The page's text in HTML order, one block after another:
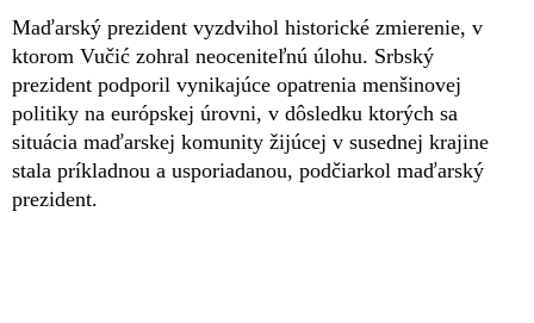
Maďarský prezident vyzdvihol historické zmierenie, v
ktorom Vučić zohral neoceniteľnú úlohu. Srbský
prezident podporil vynikajúce opatrenia menšinovej
politiky na európskej úrovni, v dôsledku ktorých sa
situácia maďarskej komunity žijúcej v susednej krajine
stala príkladnou a usporiadanou, podčiarkol maďarský
prezident.